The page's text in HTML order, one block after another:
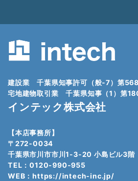
建設業 千葉県知事許可（般-7）第
宅地建物取引業 千葉県知事（1）第
インテック株式会社
【本店事務所】
〒272-0034
千葉県市川市市川1-3-20 小島ビル3階
TEL：0120-990-955
WEB：https://intech-inc.jp/